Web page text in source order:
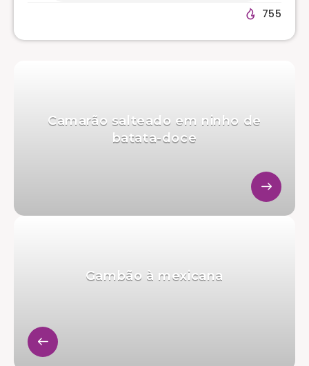
755
Camarão salteado em ninho de
batata-doce
Gambão à mexicana